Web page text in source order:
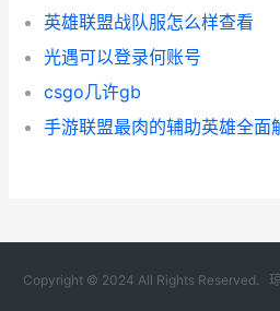
英雄联盟战队服怎么样查看
光遇可以登录何账号
csgo几许gb
手游联盟最肉的辅助英雄全面
Copyright © 2024 All Rights Reserved.